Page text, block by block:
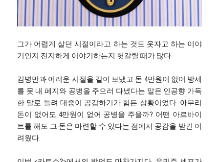
그가 어렵게 살던 시절이라고 하는 것도 웃자고 하는 이야
기인지 진지하게 이야기하는지 헛갈릴 때가 많다.
김병만과 어려운 시절을 같이 보냈고 돈 4만원이 없어 방세
를 못 내 폐지와 공병을 주으러 다녔다는 말은 인공향 가득
한 말로 들려 대중이 공감하기가 힘든 상황이었다. 아무리
돈이 없어도 4만원이 없어 공병을 주을까? 어떤 아르바이
트를 해도 그 돈은 마련할 수 있다는 점에서 공감을 받긴 어
려웠다.